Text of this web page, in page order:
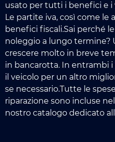
usato per tutti i benefici e
Le partite iva, così come le
benefici fiscali.Sai perché
noleggio a lungo termine?
crescere molto in breve
in bancarotta. In entrambi i
il veicolo per un altro
se necessario.Tutte le
riparazione sono incluse
nostro catalogo dedicato